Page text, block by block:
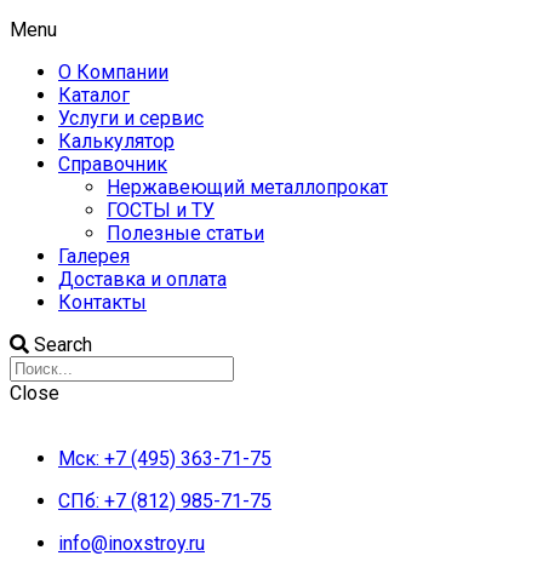
Menu
О Компании
Каталог
Услуги и сервис
Калькулятор
Справочник
Нержавеющий металлопрокат
ГОСТЫ и ТУ
Полезные статьи
Галерея
Доставка и оплата
Контакты
Search
Close
Мск: +7 (495) 363-71-75
СПб: +7 (812) 985-71-75
info@inoxstroy.ru